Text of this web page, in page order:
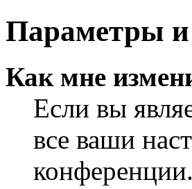
Параметры и
Как мне
Если вы
все ваши